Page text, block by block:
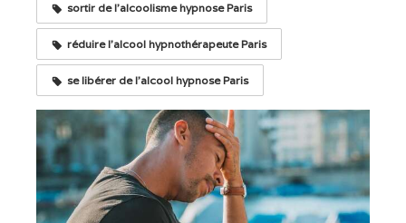
sortir de l'alcoolisme hypnose Paris
réduire l'alcool hypnothérapeute Paris
se libérer de l'alcool hypnose Paris